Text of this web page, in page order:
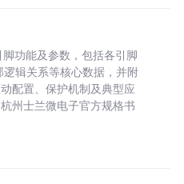
功能及参数，包括各引脚
辑关系等核心数据，并附
配置、保护机制及典型应
州士兰微电子官方规格书